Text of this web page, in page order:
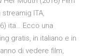
ITA,
ita… Ecco una
gratis, in italiano e in
di vedere film,